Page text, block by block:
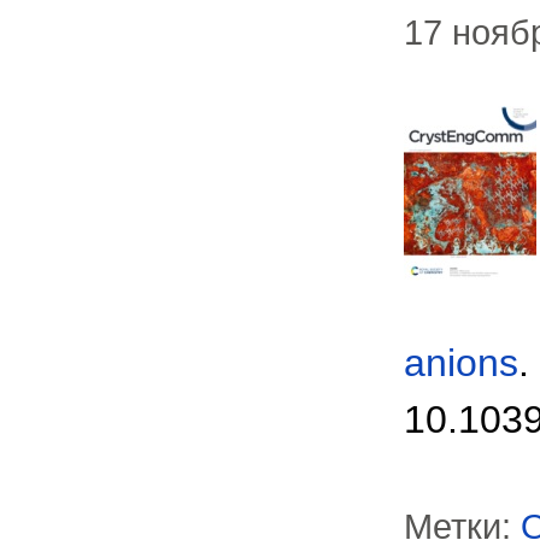
17
anions
Метки: